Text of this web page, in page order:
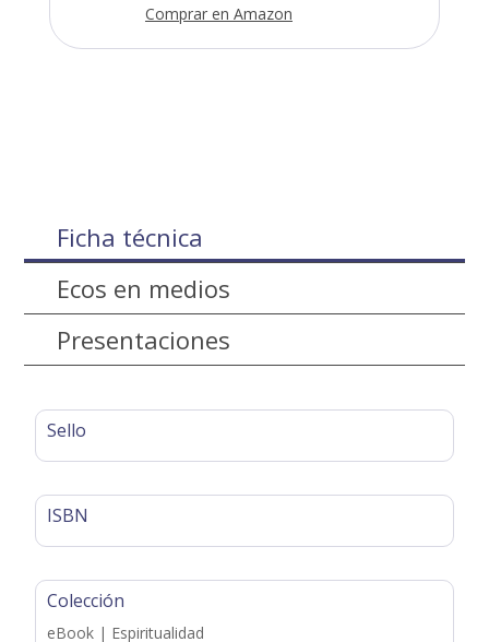
Comprar en Amazon
Ficha técnica
Ecos en medios
Presentaciones
Sello
ISBN
Colección
eBook | Espiritualidad